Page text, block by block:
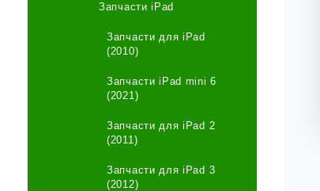
Запчасти iPad
Запчасти для iPad
(2010)
Запчасти iPad mini 6
(2021)
Запчасти для iPad 2
(2011)
Запчасти для iPad 3
(2012)